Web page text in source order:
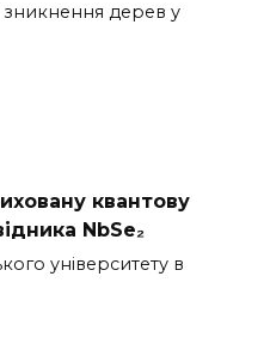
дерев у
квантову
NbSe₂
університету в